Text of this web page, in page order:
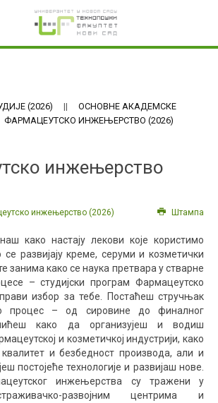
(2026)
ОСНОВНЕ АКАДЕМСКЕ
ФАРМАЦЕУТСКО ИНЖЕЊЕРСТВО (2026)
инжењерство
инжењерство (2026) Штампа
како настају лекови које користимо
се развијају креме, серуми и козметички
занима како се наука претвара у стварне
– студијски програм Фармацеутско
избор за тебе. Постаћеш стручњак
процес – од сировине до финалног
како да организујеш и водиш
и козметичкој индустрији, како
и безбедност производа, али и
постојеће технологије и развијаш нове.
инжењерства су тражени у
развојним центрима и